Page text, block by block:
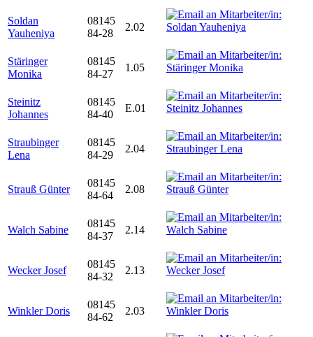
Soldan
Yauheniya
08145
84-28
2.02
Stäringer
Monika
08145
84-27
1.05
Steinitz
Johannes
08145
84-40
E.01
Straubinger
Lena
08145
84-29
2.04
Strauß Günter
08145
84-64
2.08
Walch Sabine
08145
84-37
2.14
Wecker Josef
08145
84-32
2.13
Winkler Doris
08145
84-62
2.03